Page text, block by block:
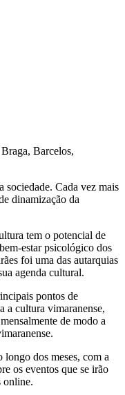
Barcelos,
sociedade. Cada vez mais
dinamização da
tem o potencial de
estar psicológico dos
foi uma das autarquias
agenda cultural.
pontos de
a cultura vimaranense,
de modo a
dos meses, com a
os eventos que se irão
online.